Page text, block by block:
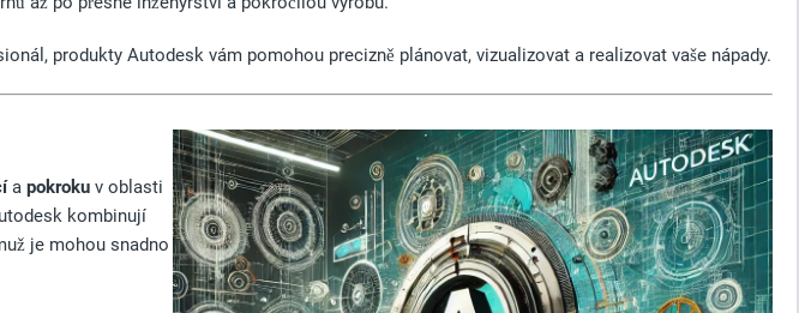
produkty Autodesk vám pomohou precizně plánovat, vizualizovat a realizovat vaše nápady.
a pokroku v oblasti
kombinují
je mohou snadno